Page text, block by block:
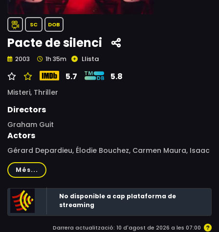
SC DOB
Pacte de silenci
2003 1h 35m Llista
5.7 5.8
Misteri, Thriller
Directors
Graham Guit
Actors
Gérard Depardieu, Élodie Bouchez, Carmen Maura, Isaac
Sharry, Patrícia Bull, Teresa Madruga, Augusto Portela,
Orlando Costa, Miguel Hurst, Manuela Gourary, Lucinda
Loureiro, Elsa Wallencamp, Patrice Cols, Philippe du
Janerand, Hervé Pierre, Isabelle Candelier, Wojciech
Pszoniak, Anne Le Ny, Tsilla Chelton, Estelle Larrivaz,
Marie-Sohna Condé, Charlotte Bonnet, Lucie Le Bras
Més...
No disponible a cap plataforma de
streaming
Darrera actualització: 10 d'agost de 2026 a les 07:00